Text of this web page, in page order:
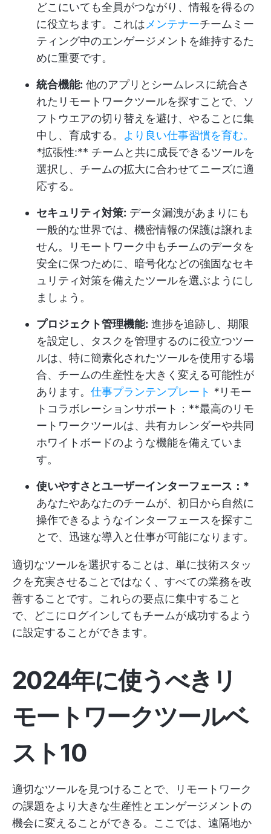
どこにいても全員がつながり、情報を得るの
に役立ちます。これは メンテナーチームミー
ティング中のエンゲージメントを維持するた
めに重要です。
統合機能: 他のアプリとシームレスに統合さ
れたリモートワークツールを探すことで、ソ
フトウエアの切り替えを避け、やることに集
中し、育成する。 より良い仕事習慣を育む。
*拡張性:** チームと共に成長できるツールを
選択し、チームの拡大に合わせてニーズに適
応する。
セキュリティ対策: データ漏洩があまりにも
一般的な世界では、機密情報の保護は譲れま
せん。リモートワーク中もチームのデータを
安全に保つために、暗号化などの強固なセキ
ュリティ対策を備えたツールを選ぶようにし
ましょう。
プロジェクト管理機能: 進捗を追跡し、期限
を設定し、タスクを管理するのに役立つツー
ルは、特に簡素化されたツールを使用する場
合、チームの生産性を大きく変える可能性が
あります。 仕事プランテンプレート *リモー
トコラボレーションサポート：**最高のリモ
ートワークツールは、共有カレンダーや共同
ホワイトボードのような機能を備えていま
す。
使いやすさとユーザーインターフェース：*
あなたやあなたのチームが、初日から自然に
操作できるようなインターフェースを探すこ
とで、迅速な導入と仕事が可能になります。
適切なツールを選択することは、単に技術スタッ
クを充実させることではなく、すべての業務を改
善することです。これらの要点に集中すること
で、どこにログインしてもチームが成功するよう
に設定することができます。
2024年に使うべきリ
モートワークツールベ
スト10
適切なツールを見つけることで、リモートワーク
の課題をより大きな生産性とエンゲージメントの
機会に変えることができる。ここでは、遠隔地か